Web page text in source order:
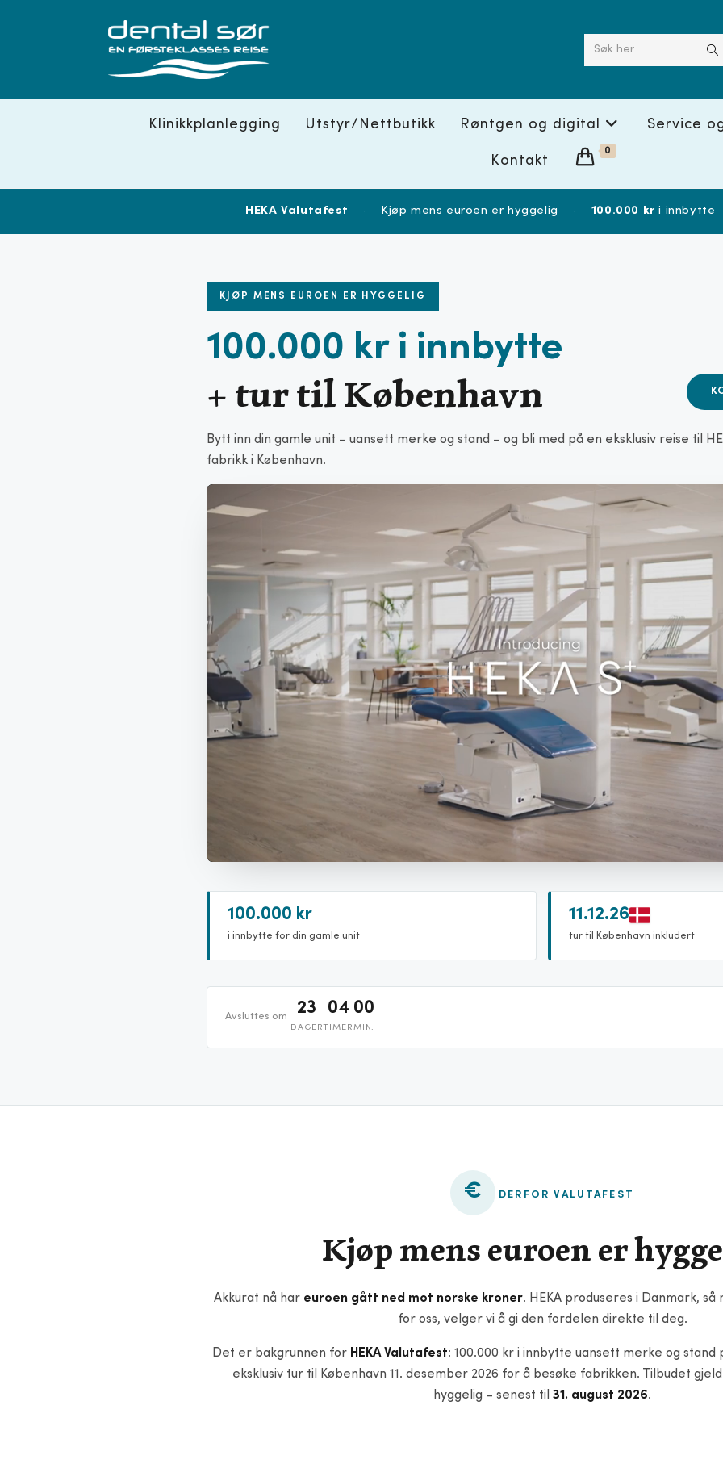
Søk her
Klinikkplanlegging Utstyr/Nettbutikk Røntgen og digital Service
Kontakt
0
HEKA Valutafest · Kjøp mens euroen er hyggelig · 100.000 kr i innbytte
KJØP MENS EUROEN ER HYGGELIG
100.000 kr i innbytte
+ tur til København
Bytt inn din gamle unit – uansett merke og stand – og bli med på en eksklusiv reise til
fabrikk i København.
100.000 kr
i innbytte for din gamle unit
11.12.26
tur til København inkludert
Avsluttes om 23
DAGER
04
TIMER
00
MIN.
€ DERFOR VALUTAFEST
Kjøp mens euroen er
Akkurat nå har euroen gått ned mot norske kroner. HEKA produseres i Danmark,
for oss, velger vi å gi den fordelen direkte til deg.
Det er bakgrunnen for HEKA Valutafest: 100.000 kr i innbytte uansett merke og stand
eksklusiv tur til København 11. desember 2026 for å besøke fabrikken. Tilbudet
hyggelig – senest til 31. august 2026.